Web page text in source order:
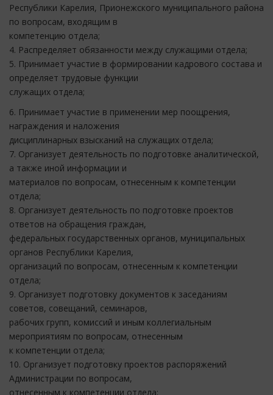
Республики Карелия, Прионежского муниципального района
по вопросам, входящим в
компетенцию отдела;
4. Распределяет обязанности между служащими отдела;
5. Принимает участие в формировании кадрового состава и
определяет трудовые функции
служащих отдела;
6. Принимает участие в применении мер поощрения,
награждения и наложения
дисциплинарных взысканий на служащих отдела;
7. Организует деятельность по подготовке аналитической,
а также иной информации и
материалов по вопросам, отнесенным к компетенции
отдела;
8. Организует деятельность по подготовке проектов
ответов на обращения граждан,
федеральных государственных органов, муниципальных
органов Республики Карелия,
организаций по вопросам, отнесенным к компетенции
отдела;
9. Организует подготовку документов к заседаниям
советов, совещаний, семинаров,
рабочих групп, комиссий и иным коллегиальным
мероприятиям по вопросам, отнесенным
к компетенции отдела;
10. Организует подготовку проектов распоряжений
Администрации по вопросам,
отнесенным к компетенции отдела;